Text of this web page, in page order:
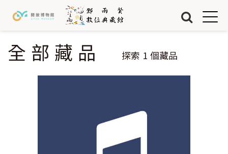
關於我們
Jump to Navigation
Jump to Main content
您在這裡
全部藏品 探索 1 個藏品